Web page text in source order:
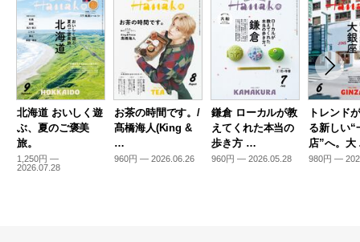
北海道 おいしく遊
ぶ、夏のご褒美
旅。
1,250円 —
2026.07.28
お茶の時間です。/
髙橋海人(King &
…
960円 — 2026.06.26
鎌倉 ローカルが教
えてくれた本当の
歩き方 …
960円 — 2026.05.28
トレンド
る新しい“
店”へ。
980円 —